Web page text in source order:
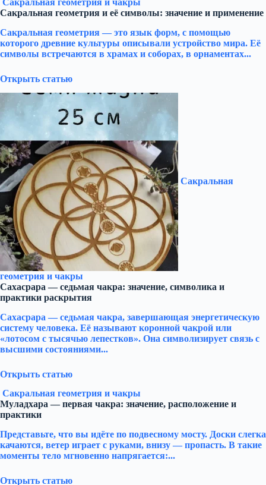
Сакральная геометрия и чакры
Сакральная геометрия и её символы: значение и применение
Сакральная геометрия — это язык форм, с помощью
которого древние культуры описывали устройство мира. Её
символы встречаются в храмах и соборах, в орнаментах...
Открыть статью
Сакральная
геометрия и чакры
Сахасрара — седьмая чакра: значение, символика и
практики раскрытия
Сахасрара — седьмая чакра, завершающая энергетическую
систему человека. Её называют коронной чакрой или
«лотосом с тысячью лепестков». Она символизирует связь с
высшими состояниями...
Открыть статью
Сакральная геометрия и чакры
Муладхара — первая чакра: значение, расположение и
практики
Представьте, что вы идёте по подвесному мосту. Доски слегка
качаются, ветер играет с руками, внизу — пропасть. В такие
моменты тело мгновенно напрягается:...
Открыть статью